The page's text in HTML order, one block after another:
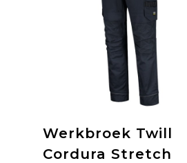
Werkbroek Twill
Cordura Stretch